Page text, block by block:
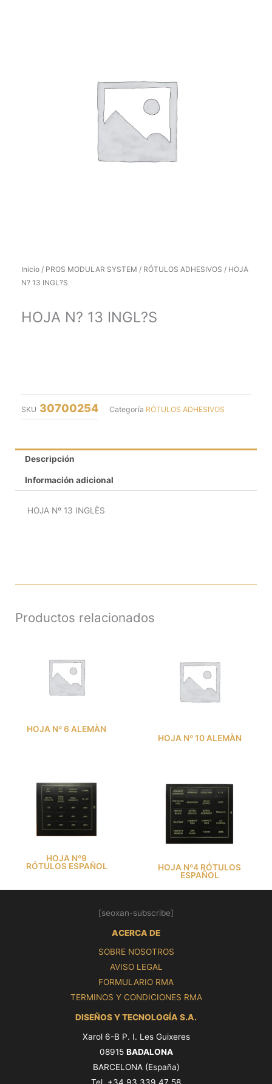
Inicio / PROS MODULAR SYSTEM / RÓTULOS ADHESIVOS / HOJA
N? 13 INGL?S
HOJA N? 13 INGL?S
SKU 30700254 Categoría RÓTULOS ADHESIVOS
Descripción
Información adicional
HOJA Nº 13 INGLÈS
Productos relacionados
HOJA Nº 6 ALEMÀN
HOJA Nº 10 ALEMÀN
HOJA Nº9
RÓTULOS ESPAÑOL
HOJA Nº4 RÓTULOS
ESPAÑOL
[seoxan-subscribe]
ACERCA DE
SOBRE NOSOTROS
AVISO LEGAL
FORMULARIO RMA
TERMINOS Y CONDICIONES RMA
DISEÑOS Y TECNOLOGÍA S.A.
Xarol 6-B P. I. Les Guixeres
08915 BADALONA
BARCELONA (España)